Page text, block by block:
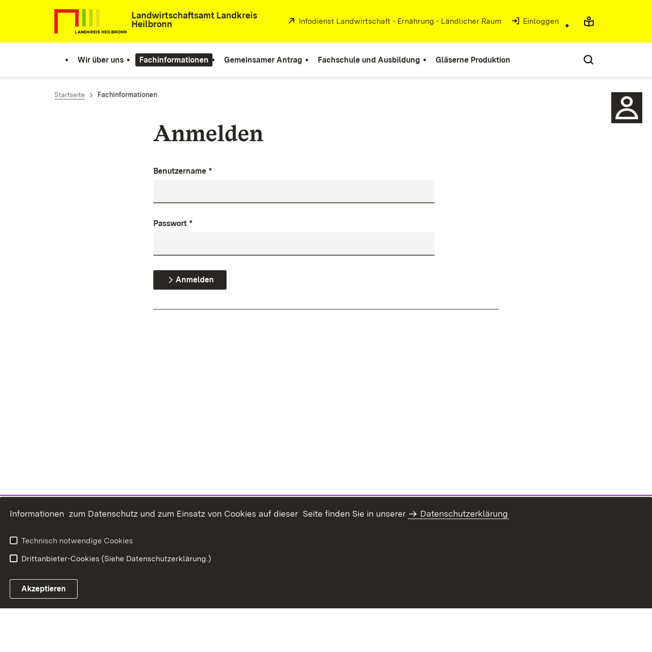
Zum Inhalt springen
Landwirtschaftsamt Landkreis
Heilbronn
Extern:
Infodienst Landwirtschaft - Ernährung - Ländlicher Raum (Öffnet in neuem Fenster)
Einloggen
Wir über uns Fachinformationen Gemeinsamer Antrag Fachschule und Ausbildung Gläserne Produktion
Startseite Fachinformationen
Anmelden
Benutzername *
Passwort *
Anmelden
Informationen zum Datenschutz und zum Einsatz von Cookies auf dieser Seite finden Sie in unserer Datenschutzerklärung
Technisch notwendige Cookies
Drittanbieter-Cookies (Siehe Datenschutzerklärung.)
Akzeptieren